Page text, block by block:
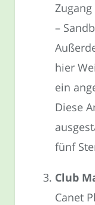
–
hier
ein
Diese
fünf
Club
Canet